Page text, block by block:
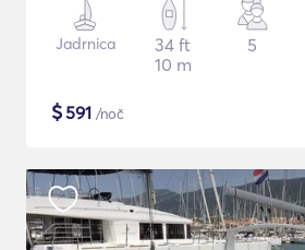
Jadrnica
34 ft
10 m
5
$591 /noč